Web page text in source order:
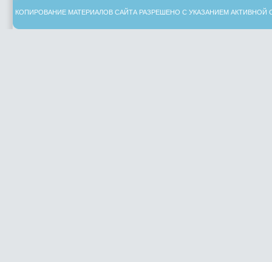
КОПИРОВАНИЕ МАТЕРИАЛОВ САЙТА РАЗРЕШЕНО С УКАЗАНИЕМ АКТИВНОЙ